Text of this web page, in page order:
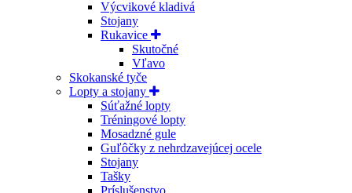
Výcvikové kladivá
Stojany
Rukavice
Skutočné
Vľavo
Skokanské tyče
Lopty a stojany
Súťažné lopty
Tréningové lopty
Mosadzné gule
Guľôčky z nehrdzavejúcej ocele
Stojany
Tašky